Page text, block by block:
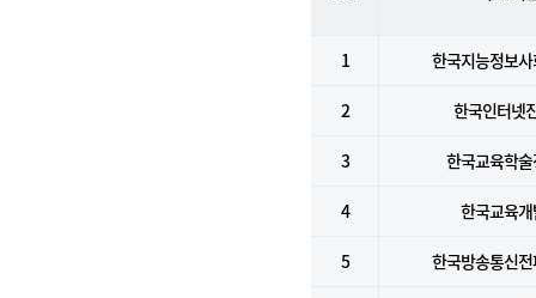
1 한국지능정보
2 한국인터넷
3 한국교육학
4 한국교육
5 한국방송통신